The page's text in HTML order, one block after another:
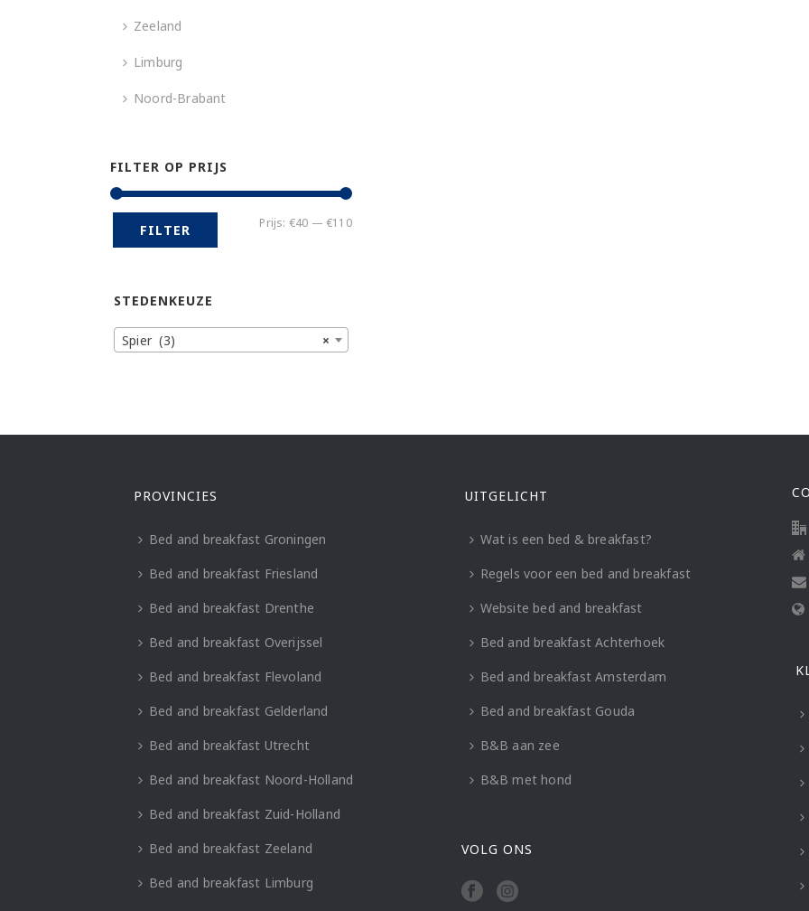
Zeeland
Limburg
Noord-Brabant
FILTER OP PRIJS
Min.
Max.
FILTER Prijs: €40 — €110
STEDENKEUZE
×
Spier (3)
PROVINCIES
Bed and breakfast Groningen
Bed and breakfast Friesland
Bed and breakfast Drenthe
Bed and breakfast Overijssel
Bed and breakfast Flevoland
Bed and breakfast Gelderland
Bed and breakfast Utrecht
Bed and breakfast Noord-Holland
Bed and breakfast Zuid-Holland
Bed and breakfast Zeeland
Bed and breakfast Limburg
UITGELICHT
Wat is een bed & breakfast?
Regels voor een bed and breakfast
Website bed and breakfast
Bed and breakfast Achterhoek
Bed and breakfast Amsterdam
Bed and breakfast Gouda
B&B aan zee
B&B met hond
VOLG ONS